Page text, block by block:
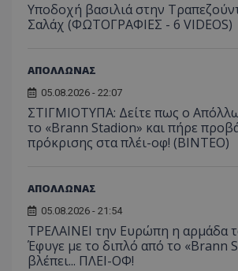
Υποδοχή βασιλιά στην
Σαλάχ (ΦΩΤΟΓΡΑΦΙΕΣ - 6 VIDEOS)
ΑΠΟΛΛΩΝΑΣ
05.08.2026 - 22:07
ΣΤΙΓΜΙΟΤΥΠΑ: Δείτε πως ο
το «Brann Stadion» και πήρε
πρόκρισης στα πλέι-οφ! (ΒΙΝΤΕΟ)
ΑΠΟΛΛΩΝΑΣ
05.08.2026 - 21:54
ΤΡΕΛΑΙΝΕΙ την Ευρώπη η αρμάδα
Έφυγε με το διπλό από το «Brann
βλέπει... ΠΛΕΙ-ΟΦ!